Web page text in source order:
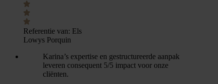
Referentie van: Els
Lowys Porquin
Karina’s expertise en gestructureerde aanpak
leveren consequent 5/5 impact voor onze
cliënten.